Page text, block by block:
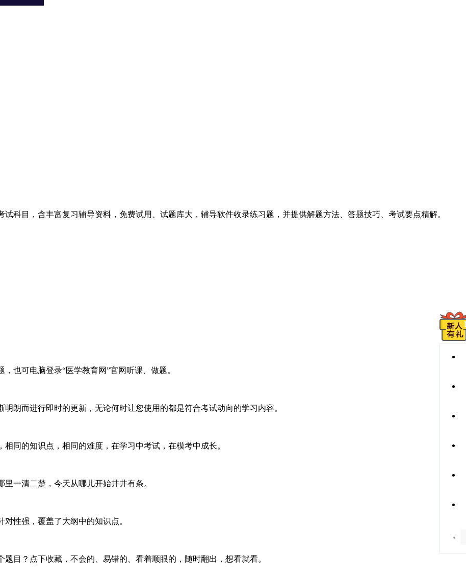
目，含丰富复习辅导资料，免费试用、试题库大，辅导软件收录练习题，并提供解题方法、答题技巧、考试要点精解。
也可电脑登录“医学教育网”官网听课、做题。
朗而进行即时的更新，无论何时让您使用的都是符合考试动向的学习内容。
同的知识点，相同的难度，在学习中考试，在模考中成长。
一清二楚，今天从哪儿开始井井有条。
性强，覆盖了大纲中的知识点。
目？点下收藏，不会的、易错的、看着顺眼的，随时翻出，想看就看。